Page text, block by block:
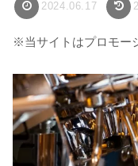
2024.06.17
※当サイトはプロモー